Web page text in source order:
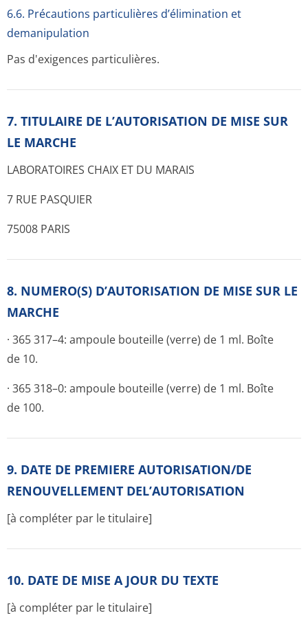
6.6. Précautions particulières d’élimination et
demanipulation
Pas d'exigences particulières.
7. TITULAIRE DE L’AUTORISATION DE MISE SUR
LE MARCHE
LABORATOIRES CHAIX ET DU MARAIS
7 RUE PASQUIER
75008 PARIS
8. NUMERO(S) D’AUTORISATION DE MISE SUR LE
MARCHE
· 365 317–4: ampoule bouteille (verre) de 1 ml. Boîte
de 10.
· 365 318–0: ampoule bouteille (verre) de 1 ml. Boîte
de 100.
9. DATE DE PREMIERE AUTORISATION/DE
RENOUVELLEMENT DEL’AUTORISATION
[à compléter par le titulaire]
10. DATE DE MISE A JOUR DU TEXTE
[à compléter par le titulaire]